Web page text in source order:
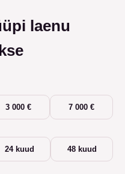
laenu
3 000 € 7 000 €
24 kuud 48 kuud